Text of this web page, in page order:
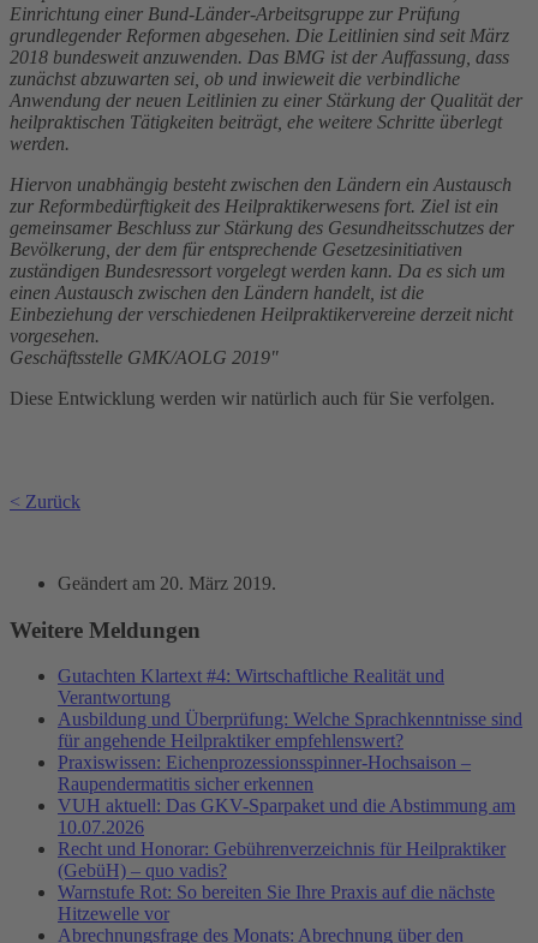
Einrichtung einer Bund-Länder-Arbeitsgruppe zur Prüfung
grundlegender Reformen abgesehen. Die Leitlinien sind seit März
2018 bundesweit anzuwenden. Das BMG ist der Auffassung, dass
zunächst abzuwarten sei, ob und inwieweit die verbindliche
Anwendung der neuen Leitlinien zu einer Stärkung der Qualität der
heilpraktischen Tätigkeiten beiträgt, ehe weitere Schritte überlegt
werden.
Hiervon unabhängig besteht zwischen den Ländern ein Austausch
zur Reformbedürftigkeit des Heilpraktikerwesens fort. Ziel ist ein
gemeinsamer Beschluss zur Stärkung des Gesundheitsschutzes der
Bevölkerung, der dem für entsprechende Gesetzesinitiativen
zuständigen Bundesressort vorgelegt werden kann. Da es sich um
einen Austausch zwischen den Ländern handelt, ist die
Einbeziehung der verschiedenen Heilpraktikervereine derzeit nicht
vorgesehen.
Geschäftsstelle GMK/AOLG 2019"
Diese Entwicklung werden wir natürlich auch für Sie verfolgen.
< Zurück
Geändert am 20. März 2019.
Weitere Meldungen
Gutachten Klartext #4: Wirtschaftliche Realität und
Verantwortung
Ausbildung und Überprüfung: Welche Sprachkenntnisse sind
für angehende Heilpraktiker empfehlenswert?
Praxiswissen: Eichenprozessionsspinner-Hochsaison –
Raupendermatitis sicher erkennen
VUH aktuell: Das GKV-Sparpaket und die Abstimmung am
10.07.2026
Recht und Honorar: Gebührenverzeichnis für Heilpraktiker
(GebüH) – quo vadis?
Warnstufe Rot: So bereiten Sie Ihre Praxis auf die nächste
Hitzewelle vor
Abrechnungsfrage des Monats: Abrechnung über den